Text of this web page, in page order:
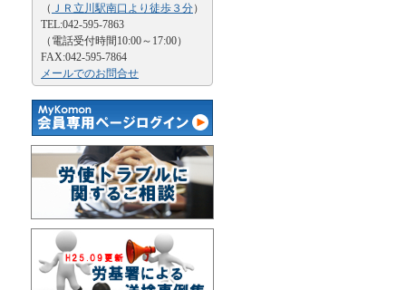
（ ＪＲ立川駅南口より徒歩３分）
TEL:042-595-7863
（電話受付時間10:00～17:00）
FAX:042-595-7864
メールでのお問合せ